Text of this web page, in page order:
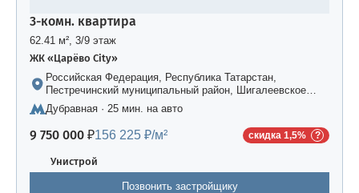
3-комн. квартира
62.41 м², 3/9 этаж
ЖК «Царёво City»
Российская Федерация, Республика Татарстан,
Пестречинский муниципальный район, Шигалеевское
сельское поселение, жилой комплекс «Усадьба
Царево-2», дом 3
Дубравная · 25 мин. на авто
9 750 000 ₽156 225 ₽/м² скидка 1,5%
Унистрой
Позвонить застройщику